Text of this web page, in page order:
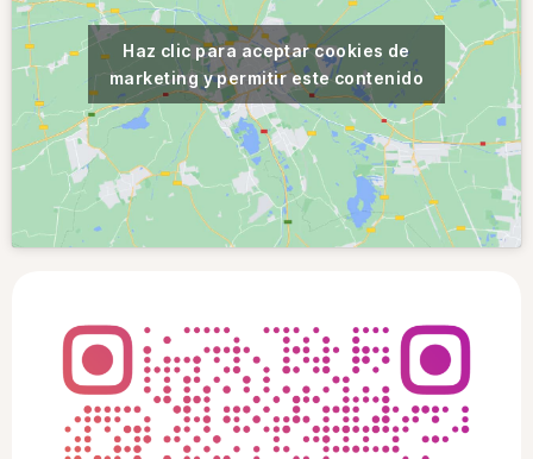
Haz clic para aceptar cookies de
marketing y permitir este contenido